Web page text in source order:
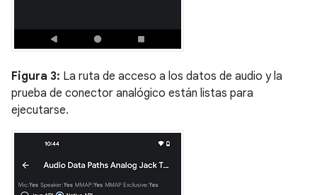
Figura 3: La ruta de acceso a los datos de audio y la
prueba de conector analógico están listas para
ejecutarse.